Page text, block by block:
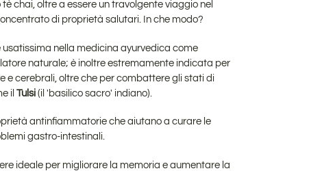
chai, oltre a essere un travolgente viaggio nel
di proprietà salutari. In che modo?
usatissima nella medicina ayurvedica come
naturale; è inoltre estremamente indicata per
e cerebrali, oltre che per combattere gli stati di
il Tulsi (il 'basilico sacro' indiano).
antinfiammatorie che aiutano a curare le
gastro-intestinali.
ideale per migliorare la memoria e aumentare la